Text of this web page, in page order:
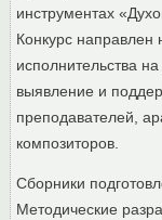
инструментах
Конкурс направлен
исполнительства
выявление и
преподавателей,
композиторов.
Сборники
Методические